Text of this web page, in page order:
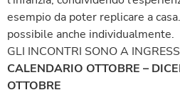
esempio da poter replicare a
possibile anche individualmente.
GLI INCONTRI SONO A
CALENDARIO OTTOBRE –
OTTOBRE